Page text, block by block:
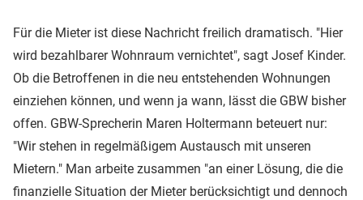
Für die Mieter ist diese Nachricht freilich dramatisch. "Hier
wird bezahlbarer Wohnraum vernichtet", sagt Josef Kinder.
Ob die Betroffenen in die neu entstehenden Wohnungen
einziehen können, und wenn ja wann, lässt die GBW bisher
offen. GBW-Sprecherin Maren Holtermann beteuert nur:
"Wir stehen in regelmäßigem Austausch mit unseren
Mietern." Man arbeite zusammen "an einer Lösung, die die
finanzielle Situation der Mieter berücksichtigt und dennoch